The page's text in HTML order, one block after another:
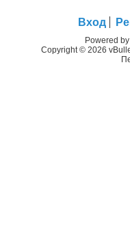
Вход
Powered by
Copyright © 2026